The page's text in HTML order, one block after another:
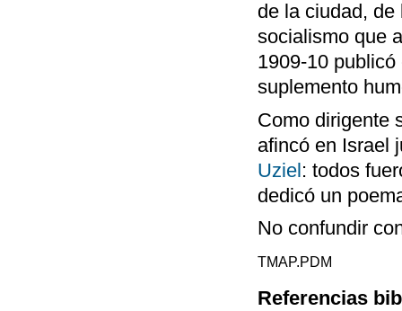
de la ciudad,
socialismo que
1909-10
suplemento
Como dirigente
afincó en Israel
Uziel: todos
dedicó un
No confundir
TMAP.PDM
Referencias